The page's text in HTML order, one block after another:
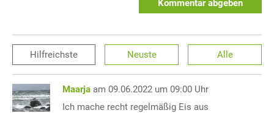
Kommentar abgeben
Hilfreichste Neuste Alle
Maarja am 09.06.2022 um 09:00 Uhr
Ich mache recht regelmäßig Eis aus